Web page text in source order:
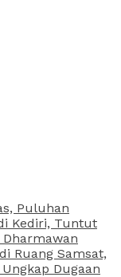
Puluhan
Kediri, Tuntut
Ruang Samsat,
Dugaan